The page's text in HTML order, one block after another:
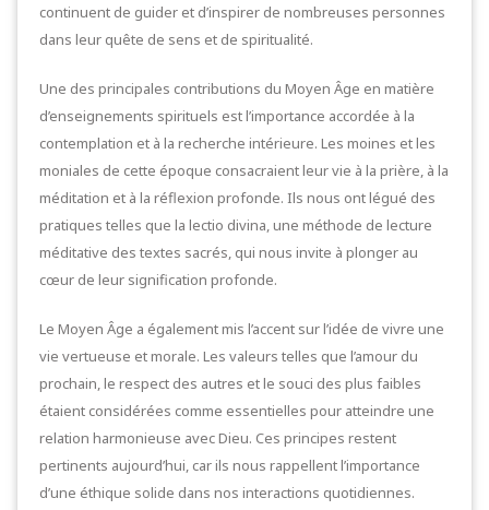
continuent de guider et d’inspirer de nombreuses personnes
dans leur quête de sens et de spiritualité.
Une des principales contributions du Moyen Âge en matière
d’enseignements spirituels est l’importance accordée à la
contemplation et à la recherche intérieure. Les moines et les
moniales de cette époque consacraient leur vie à la prière, à la
méditation et à la réflexion profonde. Ils nous ont légué des
pratiques telles que la lectio divina, une méthode de lecture
méditative des textes sacrés, qui nous invite à plonger au
cœur de leur signification profonde.
Le Moyen Âge a également mis l’accent sur l’idée de vivre une
vie vertueuse et morale. Les valeurs telles que l’amour du
prochain, le respect des autres et le souci des plus faibles
étaient considérées comme essentielles pour atteindre une
relation harmonieuse avec Dieu. Ces principes restent
pertinents aujourd’hui, car ils nous rappellent l’importance
d’une éthique solide dans nos interactions quotidiennes.